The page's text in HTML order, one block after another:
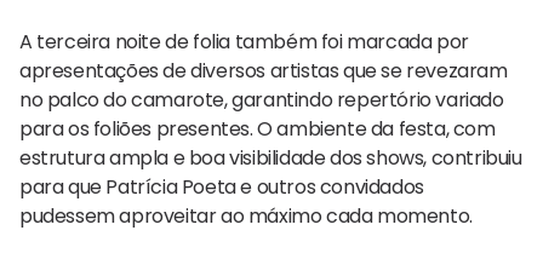
A terceira noite de folia também foi marcada por
apresentações de diversos artistas que se revezaram
no palco do camarote, garantindo repertório variado
para os foliões presentes. O ambiente da festa, com
estrutura ampla e boa visibilidade dos shows, contribuiu
para que Patrícia Poeta e outros convidados
pudessem aproveitar ao máximo cada momento.